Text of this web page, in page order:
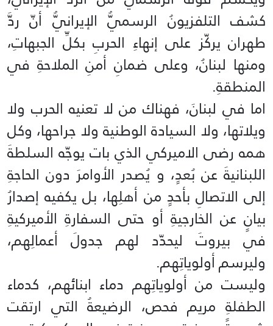
كشف التلفزيونُ الرسميُّ الإيرانيُّ أنّ ردَّ
طهران يركّز على إنهاءِ الحربِ بكلِّ الجبهاتِ،
ومنها لبنانُ، وعلى ضمانِ أمنِ الملاحةِ في
المنطقةِ.
اما في لبنانَ، فهناك من لا تعنيه الحرب ولا
ويلاتها، ولا السيادة الوطنية ولا جراحها، وكل
همه رضى الاميركي الذي بات يوجّه السلطةَ
اللبنانيةَ عن بُعدٍ، و يُصدر الأوامرَ دون الحاجةِ
إلى الاتصالِ بأحدٍ من أهلِها، بل يكفيه إصدارُ
بيانٍ عن الخارجيةِ أو حتى السفارةِ الأميركيةِ
في بيروتَ ليحدّد لهم جدولَ أعمالِهم،
وليرسم أولوياتِهم.
وليست من أولوياتِهم دماء ابنائهم، كدماء
الطفلةِ مريم فحص، الرضيعةُ التي ارتقت